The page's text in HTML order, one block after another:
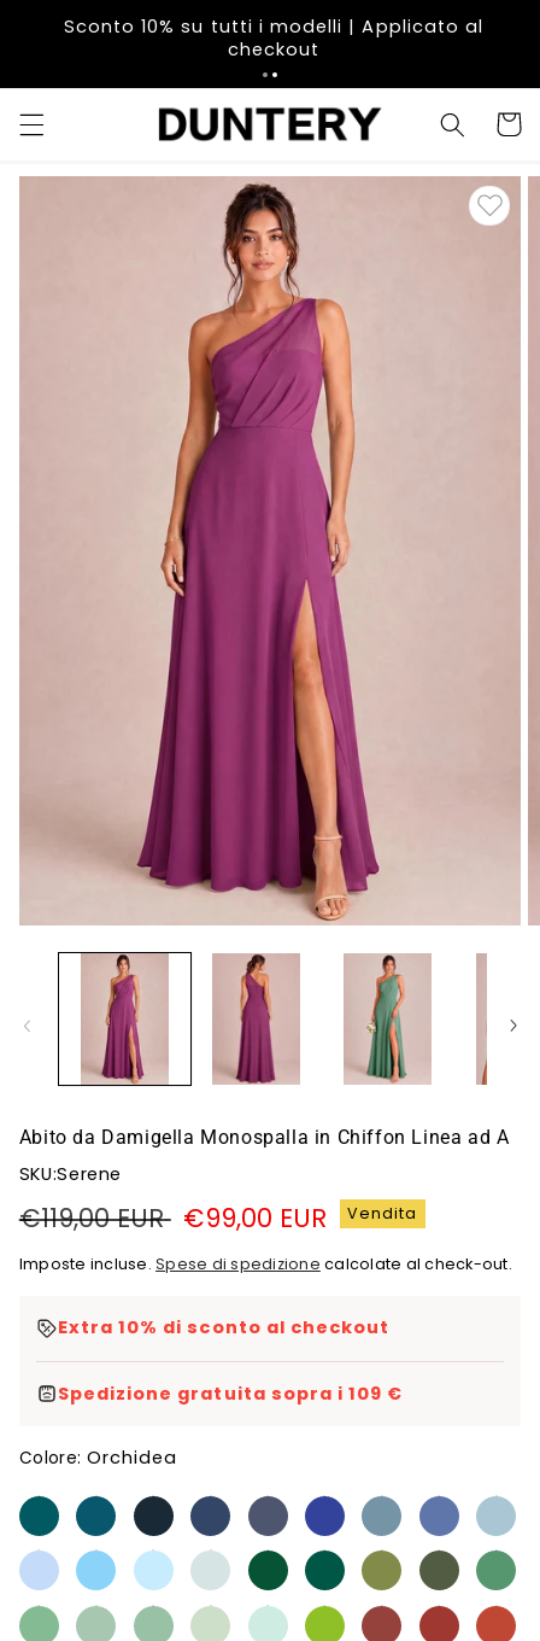
Sconto 10% su tutti i modelli | Applicato al
checkout
Passa alle
Abito da Damigella Monospalla in Chiffon Linea ad A
SKU:Serene
Prezzo
di
€119,00 EUR Prezzo
di
€99,00 EUR Vendita
Imposte incluse.Spese di spedizione calcolate al check-out.
Extra 10% di sconto al checkout
Spedizione gratuita sopra i 109 €
Colore:Orchidea